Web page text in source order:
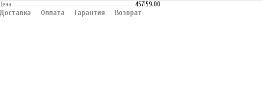
Цена 457159.00
Доставка Оплата Гарантия Возврат